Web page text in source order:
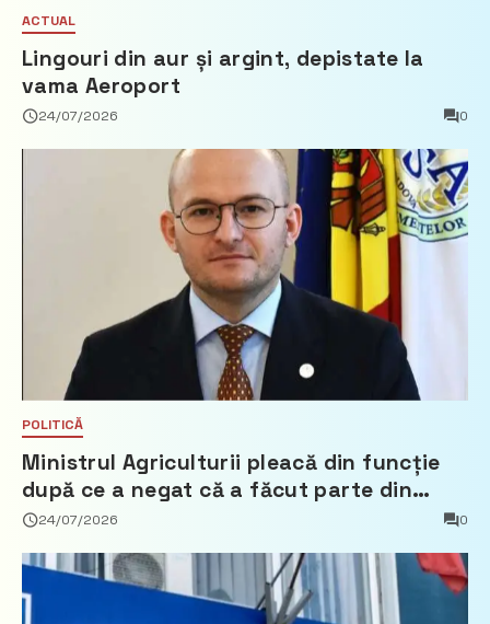
ACTUAL
Lingouri din aur și argint, depistate la
vama Aeroport
24/07/2026 0
POLITICĂ
Ministrul Agriculturii pleacă din funcție
după ce a negat că a făcut parte din
Partidul Democrat
24/07/2026 0